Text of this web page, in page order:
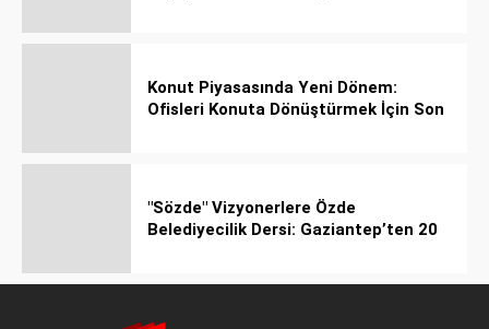
Konut Piyasasında Yeni Dönem:
Ofisleri Konuta Dönüştürmek İçin Son
"Sözde" Vizyonerlere Özde
Belediyecilik Dersi: Gaziantep’ten 20